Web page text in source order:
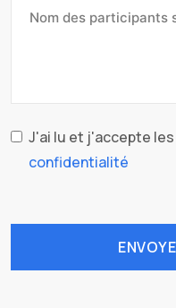
J'ai lu et j'accepte
confidentialité